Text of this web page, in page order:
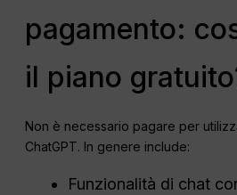
pagamento:
il piano
Non è necessario pagare per
ChatGPT. In genere include:
Funzionalità di chat